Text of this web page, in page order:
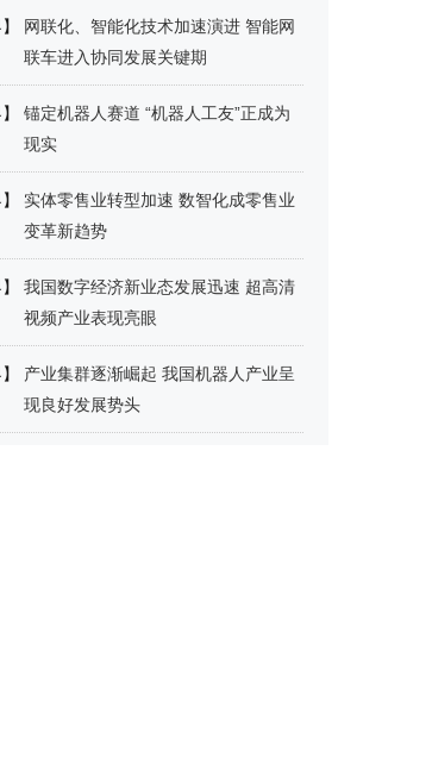
】
网联化、智能化技术加速演进 智能网
联车进入协同发展关键期
】
锚定机器人赛道 “机器人工友”正成为
现实
】
实体零售业转型加速 数智化成零售业
变革新趋势
】
我国数字经济新业态发展迅速 超高清
视频产业表现亮眼
】
产业集群逐渐崛起 我国机器人产业呈
现良好发展势头